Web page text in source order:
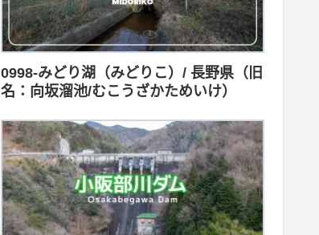
0998-みどり湖（みどりこ）/ 長野県（旧
名：向坂溜池/むこうざかためいけ）